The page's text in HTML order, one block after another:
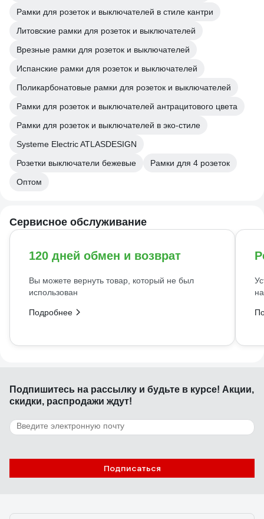
Рамки для розеток и выключателей в стиле кантри
Литовские рамки для розеток и выключателей
Врезные рамки для розеток и выключателей
Испанские рамки для розеток и выключателей
Поликарбонатовые рамки для розеток и выключателей
Рамки для розеток и выключателей антрацитового цвета
Рамки для розеток и выключателей в эко-стиле
Systeme Electric ATLASDESIGN
Розетки выключатели бежевые
Рамки для 4 розеток
Оптом
Сервисное обслуживание
120 дней обмен и возврат
Вы можете вернуть товар, который не был
использован
Подробнее
Подпишитесь на рассылку и будьте в курсе! Акции,
скидки, распродажи ждут!
Подписаться